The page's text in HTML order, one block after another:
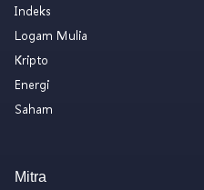
Indeks
Logam Mulia
Kripto
Energi
Saham
Mitra